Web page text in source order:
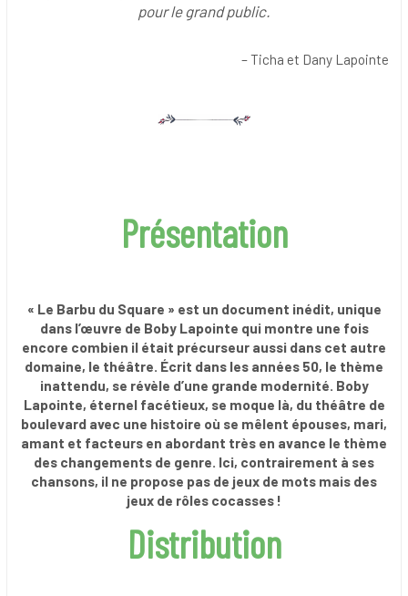
pour le grand public.
– Ticha et Dany Lapointe
Présentation
« Le Barbu du Square » est un document inédit, unique
dans l’œuvre de Boby Lapointe qui montre une fois
encore combien il était précurseur aussi dans cet autre
domaine, le théâtre. Écrit dans les années 50, le thème
inattendu, se révèle d’une grande modernité. Boby
Lapointe, éternel facétieux, se moque là, du théâtre de
boulevard avec une histoire où se mêlent épouses, mari,
amant et facteurs en abordant très en avance le thème
des changements de genre. Ici, contrairement à ses
chansons, il ne propose pas de jeux de mots mais des
jeux de rôles cocasses !
Distribution